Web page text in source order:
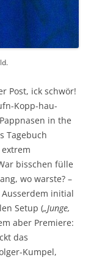
Post, ick schwör!
Kopp-hau-
in the
Tagebuch
bisschen fülle
wo warste? –
initial
Setup („Junge,
aber Premiere:
das
Kumpel,